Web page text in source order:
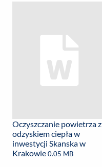
Oczyszczanie powietrza z
odzyskiem ciepła w
inwestycji Skanska w
Krakowie0.05 MB